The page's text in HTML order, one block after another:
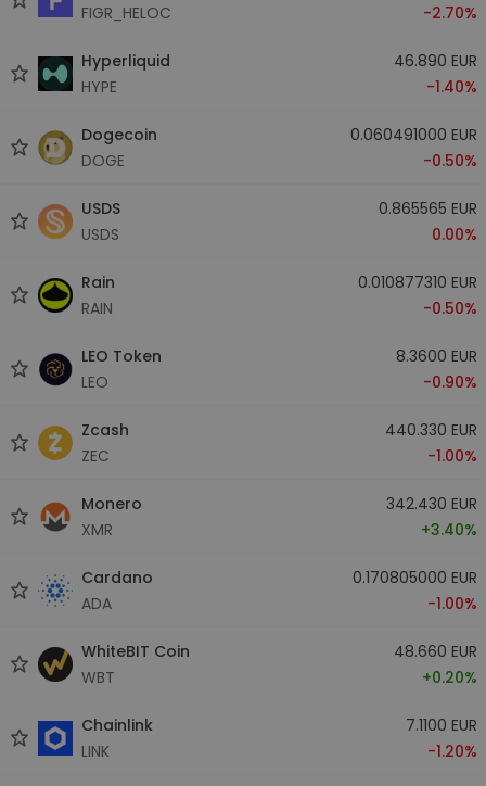
FIGR_HELOC
-2.70%
Hyperliquid
HYPE
46.890 EUR
-1.40%
Dogecoin
DOGE
0.060491000 EUR
-0.50%
USDS
USDS
0.865565 EUR
0.00%
Rain
RAIN
0.010877310 EUR
-0.50%
LEO Token
LEO
8.3600 EUR
-0.90%
Zcash
ZEC
440.330 EUR
-1.00%
Monero
XMR
342.430 EUR
+3.40%
Cardano
ADA
0.170805000 EUR
-1.00%
WhiteBIT Coin
WBT
48.660 EUR
+0.20%
Chainlink
LINK
7.1100 EUR
-1.20%